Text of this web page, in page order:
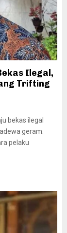
Ilegal,
Trifting
bekas ilegal
geram.
pelaku